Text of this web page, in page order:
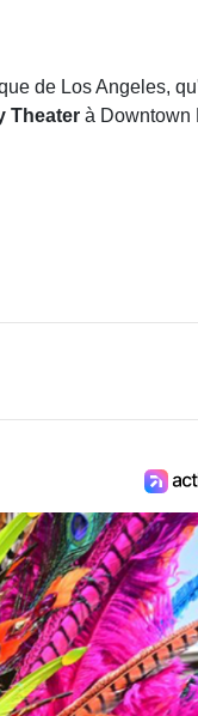
de Los Angeles,
Theater à Downtown